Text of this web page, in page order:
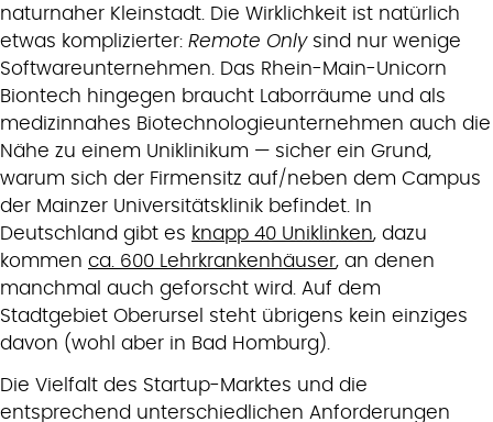
naturnaher Kleinstadt. Die Wirklichkeit ist natürlich
etwas komplizierter: Remote Onlysind nur wenige
Softwareunternehmen. Das Rhein-Main-Unicorn
Biontech hingegen braucht Laborräume und als
medizinnahes Biotechnologieunternehmen auch die
Nähe zu einem Uniklinikum — sicher ein Grund,
warum sich der Firmensitz auf/neben dem Campus
der Mainzer Universitätsklinik befindet. In
Deutschland gibt es knapp 40 Uniklinken, dazu
kommen ca. 600 Lehrkrankenhäuser, an denen
manchmal auch geforscht wird. Auf dem
Stadtgebiet Oberursel steht übrigens kein einziges
davon (wohl aber in Bad Homburg).
Die Vielfalt des Startup-Marktes und die
entsprechend unterschiedlichen Anforderungen